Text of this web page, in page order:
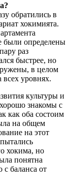
обратились в
хокимията.
были определены
раз
быстрее, но
в целом
уровнях.
культуры и
знакомы с
как оба состоим
на общем
на этот
хокима, но
понятна
с баланса от